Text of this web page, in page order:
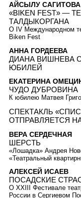
АЙСЫЛУ САГИТОВА
«BIKEN FEST» —
ТАЛДЫКОРГАНА
О IV Международном
Biken Fest
АННА ГОРДЕЕВА
ДИАНА ВИШНЕВА
ЮБИЛЕЙ
ЕКАТЕРИНА
ЧУДО ДУБРОВИНА
К юбилею Матвея
СПЕКТАКЛЬ
ОТПРАВЛЯЕТСЯ
ВЕРА СЕРДЕЧНАЯ
ШЕРСТЬ
«Лошадка» Андрея
«Театральный
АЛЕКСЕЙ ИСАЕВ
ПОСАДСКИЕ
О XXIII Фестивале
России в Сергиевом